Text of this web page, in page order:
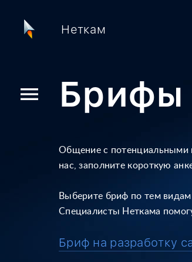
Неткам
menu Брифы
Общение с потенциальными
нас, заполните короткую
Выберите бриф по тем видам
Специалисты Неткама
Бриф на разработку